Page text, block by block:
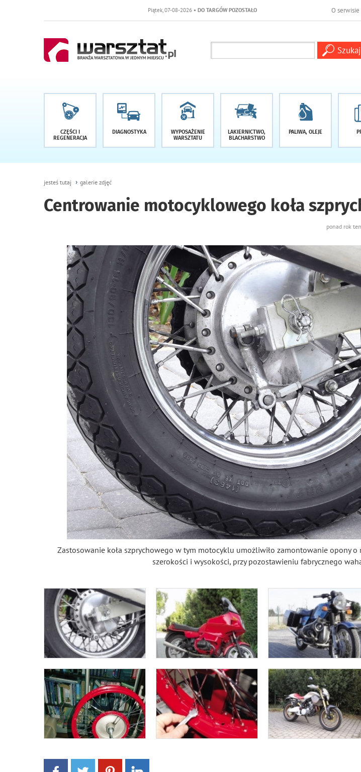
Piątek, 07-08-2026• DO TARGÓW POZOSTAŁO -1 DNI O serwisie
CZĘŚCI I
REGENERACJA
DIAGNOSTYKA
WYPOSAŻENIE
WARSZTATU
LAKIERNICTWO,
BLACHARSTWO
PALIWA, OLEJE
jesteś tutaj galerie zdjęć
Centrowanie motocyklowego koła
ponad rok
Zastosowanie koła szprychowego w tym motocyklu umożliwiło zamontowanie opony o
szerokości i wysokości, przy pozostawieniu fabrycznego